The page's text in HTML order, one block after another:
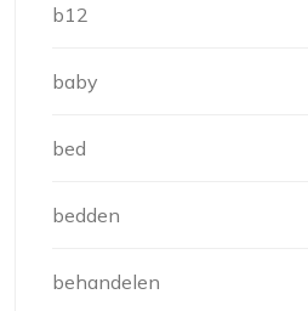
b12
baby
bed
bedden
behandelen